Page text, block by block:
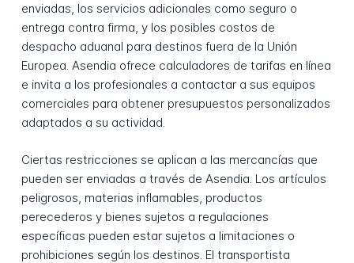
enviadas, los servicios adicionales como seguro o
entrega contra firma, y los posibles costos de
despacho aduanal para destinos fuera de la Unión
Europea. Asendia ofrece calculadores de tarifas en línea
e invita a los profesionales a contactar a sus equipos
comerciales para obtener presupuestos personalizados
adaptados a su actividad.
Ciertas restricciones se aplican a las mercancías que
pueden ser enviadas a través de Asendia. Los artículos
peligrosos, materias inflamables, productos
perecederos y bienes sujetos a regulaciones
específicas pueden estar sujetos a limitaciones o
prohibiciones según los destinos. El transportista